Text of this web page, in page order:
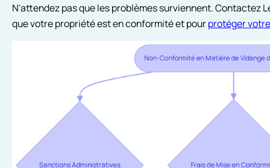
N'attendez pas que les problèmes surviennent. Contactez
que votre propriété est en conformité et pourprotéger